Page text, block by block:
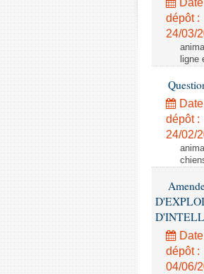
dépôt :
24/03/
ligne
dépôt :
24/02/
dépôt :
04/06/